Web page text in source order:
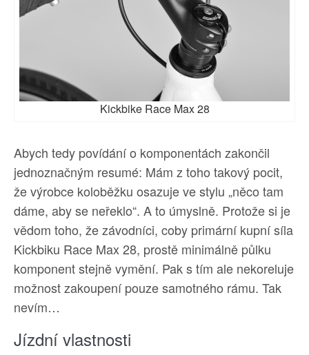
Kickbike Race Max 28
Abych tedy povídání o komponentách zakončil
jednoznačným resumé: Mám z toho takový pocit,
že výrobce koloběžku osazuje ve stylu „něco tam
dáme, aby se neřeklo“. A to úmyslně. Protože si je
vědom toho, že závodníci, coby primární kupní síla
Kickbiku Race Max 28, prostě minimálně půlku
komponent stejně vymění. Pak s tím ale nekoreluje
možnost zakoupení pouze samotného rámu. Tak
nevím…
Jízdní vlastnosti